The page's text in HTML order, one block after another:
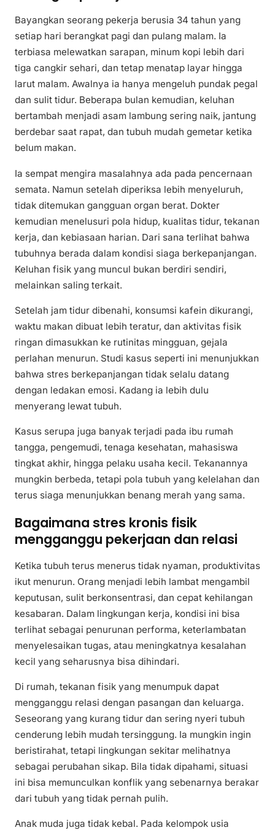
Bayangkan seorang pekerja berusia 34 tahun yang
setiap hari berangkat pagi dan pulang malam. Ia
terbiasa melewatkan sarapan, minum kopi lebih dari
tiga cangkir sehari, dan tetap menatap layar hingga
larut malam. Awalnya ia hanya mengeluh pundak pegal
dan sulit tidur. Beberapa bulan kemudian, keluhan
bertambah menjadi asam lambung sering naik, jantung
berdebar saat rapat, dan tubuh mudah gemetar ketika
belum makan.
Ia sempat mengira masalahnya ada pada pencernaan
semata. Namun setelah diperiksa lebih menyeluruh,
tidak ditemukan gangguan organ berat. Dokter
kemudian menelusuri pola hidup, kualitas tidur, tekanan
kerja, dan kebiasaan harian. Dari sana terlihat bahwa
tubuhnya berada dalam kondisi siaga berkepanjangan.
Keluhan fisik yang muncul bukan berdiri sendiri,
melainkan saling terkait.
Setelah jam tidur dibenahi, konsumsi kafein dikurangi,
waktu makan dibuat lebih teratur, dan aktivitas fisik
ringan dimasukkan ke rutinitas mingguan, gejala
perlahan menurun. Studi kasus seperti ini menunjukkan
bahwa stres berkepanjangan tidak selalu datang
dengan ledakan emosi. Kadang ia lebih dulu
menyerang lewat tubuh.
Kasus serupa juga banyak terjadi pada ibu rumah
tangga, pengemudi, tenaga kesehatan, mahasiswa
tingkat akhir, hingga pelaku usaha kecil. Tekanannya
mungkin berbeda, tetapi pola tubuh yang kelelahan dan
terus siaga menunjukkan benang merah yang sama.
Bagaimana stres kronis fisik
mengganggu pekerjaan dan relasi
Ketika tubuh terus menerus tidak nyaman, produktivitas
ikut menurun. Orang menjadi lebih lambat mengambil
keputusan, sulit berkonsentrasi, dan cepat kehilangan
kesabaran. Dalam lingkungan kerja, kondisi ini bisa
terlihat sebagai penurunan performa, keterlambatan
menyelesaikan tugas, atau meningkatnya kesalahan
kecil yang seharusnya bisa dihindari.
Di rumah, tekanan fisik yang menumpuk dapat
mengganggu relasi dengan pasangan dan keluarga.
Seseorang yang kurang tidur dan sering nyeri tubuh
cenderung lebih mudah tersinggung. Ia mungkin ingin
beristirahat, tetapi lingkungan sekitar melihatnya
sebagai perubahan sikap. Bila tidak dipahami, situasi
ini bisa memunculkan konflik yang sebenarnya berakar
dari tubuh yang tidak pernah pulih.
Anak muda juga tidak kebal. Pada kelompok usia